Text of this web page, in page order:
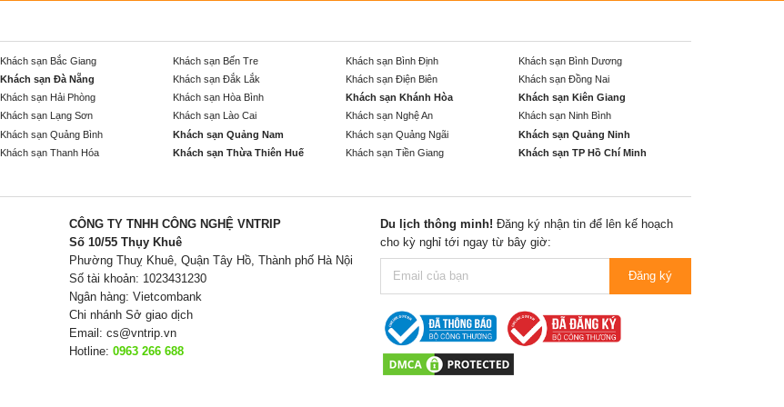
Khách sạn Bắc Giang Khách sạn Bến Tre Khách sạn Bình Định
Khách sạn Bình Dương
Khách sạn Đà Nẵng Khách sạn Đắk Lắk Khách sạn Điện Biên
Khách sạn Đồng Nai
Khách sạn Hải Phòng Khách sạn Hòa Bình Khách sạn Khánh Hòa
Khách sạn Kiên Giang
Khách sạn Lạng Sơn Khách sạn Lào Cai Khách sạn Nghệ An
Khách sạn Ninh Bình
Khách sạn Quảng Bình Khách sạn Quảng Nam Khách sạn Quảng Ngãi
Khách sạn Quảng Ninh
Khách sạn Thanh Hóa Khách sạn Thừa Thiên Huế Khách sạn Tiền Giang
Khách sạn TP Hồ Chí Minh
CÔNG TY TNHH CÔNG NGHỆ VNTRIP
Số 10/55 Thụy Khuê
Phường Thuỵ Khuê, Quận Tây Hồ, Thành phố Hà Nội
Số tài khoản: 1023431230
Ngân hàng: Vietcombank
Chi nhánh Sở giao dịch
Email: cs@vntrip.vn
Hotline: 0963 266 688
Du lịch thông minh! Đăng ký nhận tin để lên kế hoạch
cho kỳ nghỉ tới ngay từ bây giờ:
Đăng ký